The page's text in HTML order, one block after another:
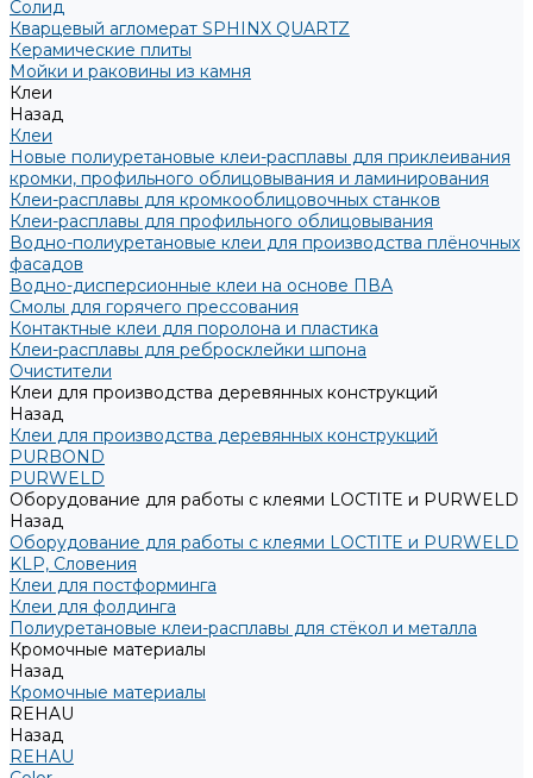
Солид
Кварцевый агломерат SPHINX QUARTZ
Керамические плиты
Мойки и раковины из камня
Клеи
Назад
Клеи
Новые полиуретановые клеи-расплавы для приклеивания
кромки, профильного облицовывания и ламинирования
Клеи-расплавы для кромкооблицовочных станков
Клеи-расплавы для профильного облицовывания
Водно-полиуретановые клеи для производства плёночных
фасадов
Водно-дисперсионные клеи на основе ПВА
Смолы для горячего прессования
Контактные клеи для поролона и пластика
Клеи-расплавы для ребросклейки шпона
Очистители
Клеи для производства деревянных конструкций
Назад
Клеи для производства деревянных конструкций
PURBOND
PURWELD
Оборудование для работы с клеями LOCTITE и PURWELD
Назад
Оборудование для работы с клеями LOCTITE и PURWELD
KLP, Словения
Клеи для постформинга
Клеи для фолдинга
Полиуретановые клеи-расплавы для стёкол и металла
Кромочные материалы
Назад
Кромочные материалы
REHAU
Назад
REHAU